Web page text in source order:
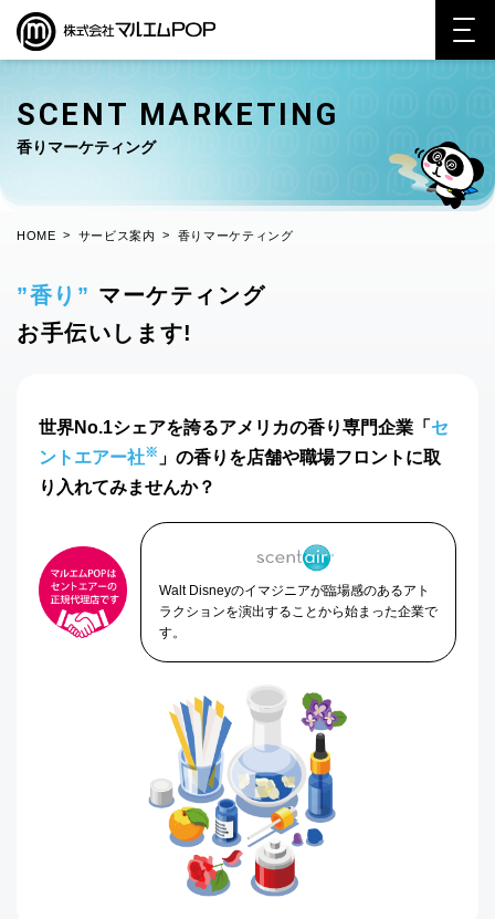
SCENT MARKETING
香りマーケティング
HOME > サービス案内 > 香りマーケティング
”香り” マーケティング
お手伝いします!
世界No.1シェアを誇るアメリカの香り専門企業 「 セ
ントエアー社※ 」の香りを店舗や職場フロントに取
り入れてみませんか？
Walt Disneyのイマジニアが臨場感のあるアト
ラクションを演出することから始まった企業で
す。